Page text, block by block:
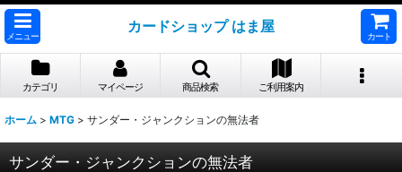
メニュー
カードショップ はま屋
カート
カテゴリ マイページ 商品検索 ご利用案内
ホーム > MTG > サンダー・ジャンクションの無法者
サンダー・ジャンクションの無法者